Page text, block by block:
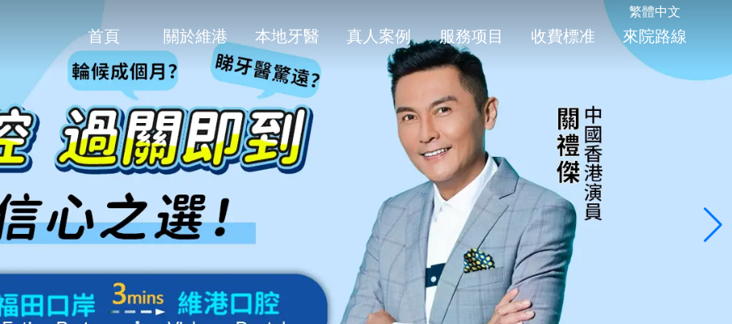
繁體中文
首頁 關於維港 本地牙醫 真人案例 服務项目 收費標准 來院路線